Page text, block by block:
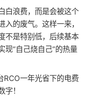
白浪费，而是会被这个
的废气。这样一来，
不是特别低，后续基本
现“自己烧自己”的热量
RCO一年光省下的电费
！